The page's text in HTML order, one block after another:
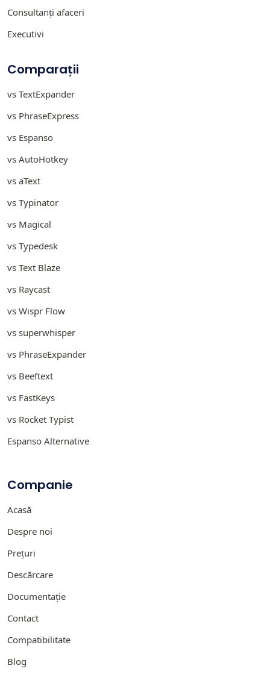
Consultanți afaceri
Executivi
Comparații
vs TextExpander
vs PhraseExpress
vs Espanso
vs AutoHotkey
vs aText
vs Typinator
vs Magical
vs Typedesk
vs Text Blaze
vs Raycast
vs Wispr Flow
vs superwhisper
vs PhraseExpander
vs Beeftext
vs FastKeys
vs Rocket Typist
Espanso Alternative
Companie
Acasă
Despre noi
Prețuri
Descărcare
Documentație
Contact
Compatibilitate
Blog